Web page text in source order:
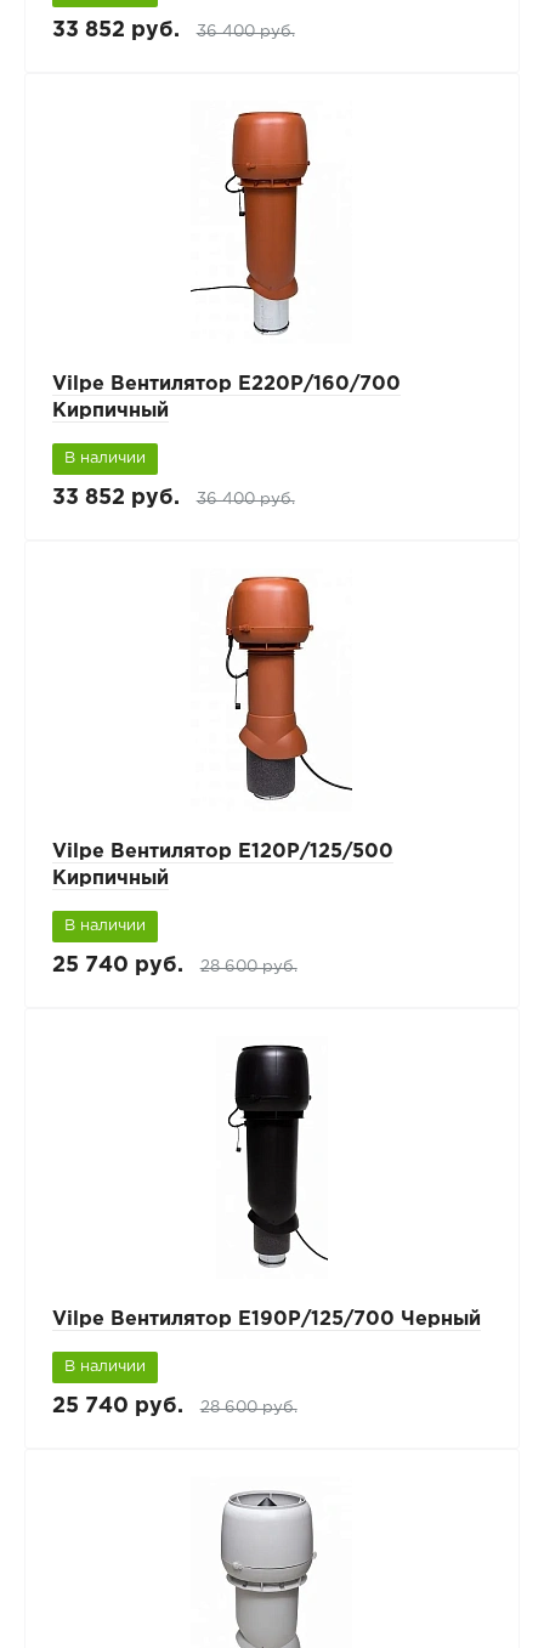
33 852 руб. 36 400 руб.
Vilpe Вентилятор Е220Р/160/700
Кирпичный
В наличии
33 852 руб. 36 400 руб.
Vilpe Вентилятор Е120Р/125/500
Кирпичный
В наличии
25 740 руб. 28 600 руб.
Vilpe Вентилятор Е190Р/125/700 Черный
В наличии
25 740 руб. 28 600 руб.